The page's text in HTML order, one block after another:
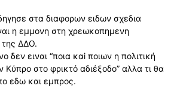
στα διαφορων ειδων σχεδια
η εμμονη στη χρεωκοπημενη
της ΔΔΟ.
δεν ειναι “ποια καi ποιων η πολιτική
Κύπρο στο φρικτό αδιέξοδο” αλλα τι θα
εδω και εμπρος.